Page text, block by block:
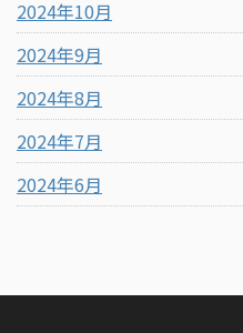
2024年10月
2024年9月
2024年8月
2024年7月
2024年6月